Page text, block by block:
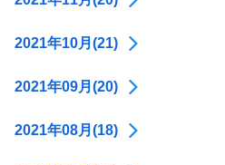
2021年10月(21)
2021年09月(20)
2021年08月(18)